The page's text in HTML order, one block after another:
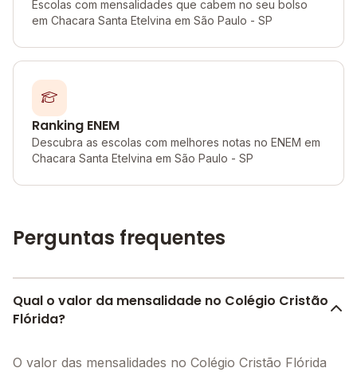
Escolas com mensalidades que cabem no seu bolso
em Chacara Santa Etelvina em São Paulo - SP
Ranking ENEM
Descubra as escolas com melhores notas no ENEM em
Chacara Santa Etelvina em São Paulo - SP
Perguntas frequentes
Qual o valor da mensalidade no Colégio Cristão
Flórida?
O valor das mensalidades no Colégio Cristão Flórida